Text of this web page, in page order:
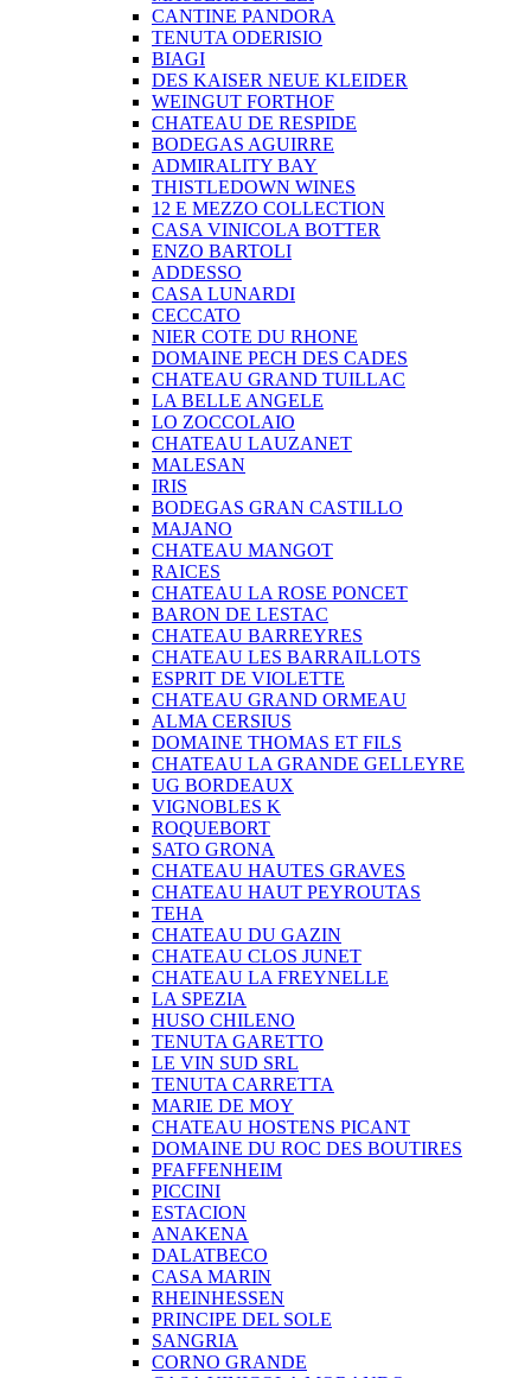
CANTINE PANDORA
TENUTA ODERISIO
BIAGI
DES KAISER NEUE KLEIDER
WEINGUT FORTHOF
CHATEAU DE RESPIDE
BODEGAS AGUIRRE
ADMIRALITY BAY
THISTLEDOWN WINES
12 E MEZZO COLLECTION
CASA VINICOLA BOTTER
ENZO BARTOLI
ADDESSO
CASA LUNARDI
CECCATO
NIER COTE DU RHONE
DOMAINE PECH DES CADES
CHATEAU GRAND TUILLAC
LA BELLE ANGELE
LO ZOCCOLAIO
CHATEAU LAUZANET
MALESAN
IRIS
BODEGAS GRAN CASTILLO
MAJANO
CHATEAU MANGOT
RAICES
CHATEAU LA ROSE PONCET
BARON DE LESTAC
CHATEAU BARREYRES
CHATEAU LES BARRAILLOTS
ESPRIT DE VIOLETTE
CHATEAU GRAND ORMEAU
ALMA CERSIUS
DOMAINE THOMAS ET FILS
CHATEAU LA GRANDE GELLEYRE
UG BORDEAUX
VIGNOBLES K
ROQUEBORT
SATO GRONA
CHATEAU HAUTES GRAVES
CHATEAU HAUT PEYROUTAS
TEHA
CHATEAU DU GAZIN
CHATEAU CLOS JUNET
CHATEAU LA FREYNELLE
LA SPEZIA
HUSO CHILENO
TENUTA GARETTO
LE VIN SUD SRL
TENUTA CARRETTA
MARIE DE MOY
CHATEAU HOSTENS PICANT
DOMAINE DU ROC DES BOUTIRES
PFAFFENHEIM
PICCINI
ESTACION
ANAKENA
DALATBECO
CASA MARIN
RHEINHESSEN
PRINCIPE DEL SOLE
SANGRIA
CORNO GRANDE